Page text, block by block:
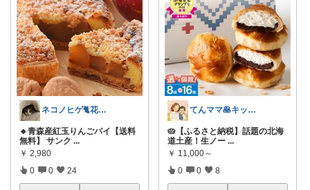
ネコノヒゲ🐈花好きオタクの庭🪴
🔸青森産紅玉りんごパイ【送料
無料】 サンク ...
￥ 2,980
0 0 24
てんママ🥞キッチン雑貨と育児グッズ
🥧【ふるさと納税】話題の北海
道土産！生ノー ...
￥ 11,000～
0 0 8